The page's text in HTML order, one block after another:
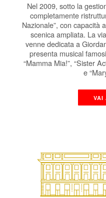
Nel 2009, sotto la
completamente
Nazionale”, con capacità
scenica ampliata. La
venne dedicata a
presenta musical
“Mamma Mia!”, “Sister
e
VAI